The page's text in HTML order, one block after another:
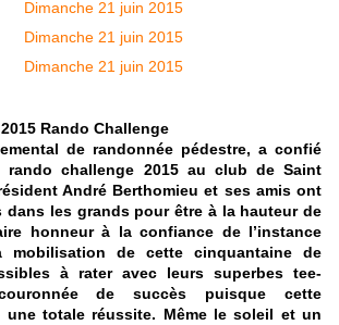
Rando Challenge
de randonnée pédestre, a confié
rando challenge 2015 au club de Saint
André Berthomieu et ses amis ont
dans les grands pour être à la hauteur de
honneur à la confiance de l’instance
mobilisation de cette cinquantaine de
à rater avec leurs superbes tee-
de succès puisque cette
une totale réussite. Même le soleil et un